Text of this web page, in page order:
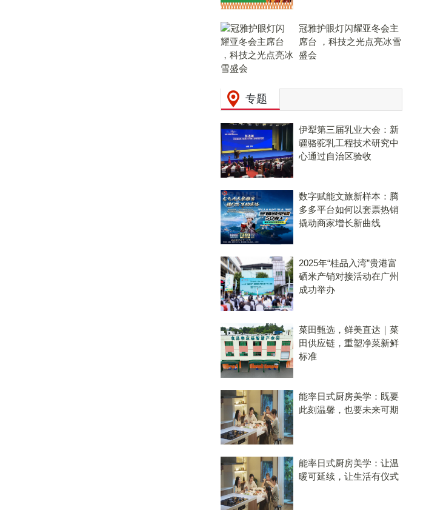
冠雅护眼灯闪耀亚冬会主
席台 ，科技之光点亮冰雪
盛会
专题
伊犁第三届乳业大会：新
疆骆驼乳工程技术研究中
心通过自治区验收
数字赋能文旅新样本：腾
多多平台如何以套票热销
撬动商家增长新曲线
2025年“桂品入湾”贵港富
硒米产销对接活动在广州
成功举办
菜田甄选，鲜美直达｜菜
田供应链，重塑净菜新鲜
标准
能率日式厨房美学：既要
此刻温馨，也要未来可期
能率日式厨房美学：让温
暖可延续，让生活有仪式